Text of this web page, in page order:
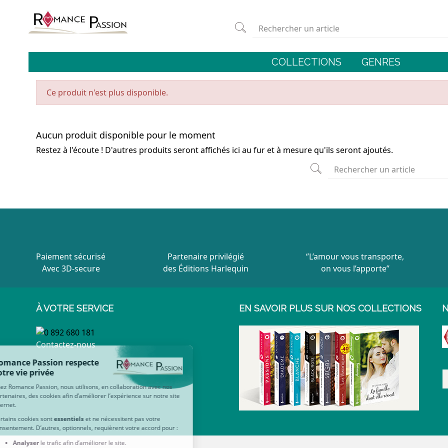
COLLECTIONS GENRES
Ce produit n'est plus disponible.
Aucun produit disponible pour le moment
Restez à l'écoute ! D'autres produits seront affichés ici au fur et à mesure qu'ils seront ajoutés.
Paiement sécurisé
Avec 3D-secure
Partenaire privilégié
des Éditions Harlequin
‘’L’amour vous transporte,
on vous l’apporte’’
À VOTRE SERVICE
Contactez-nous
EN SAVOIR PLUS SUR NOS COLLECTIONS